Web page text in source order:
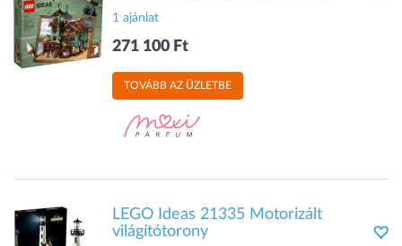
1 ajánlat
271 100 Ft
TOVÁBB AZ ÜZLETBE
LEGO Ideas 21335 Motorizált
világítótorony